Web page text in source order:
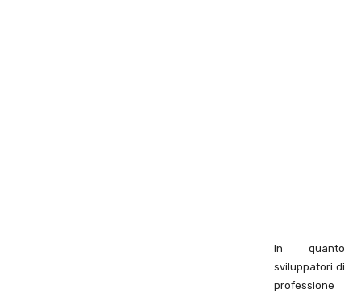
In quanto
sviluppatori di
professione